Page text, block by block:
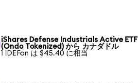
iShares Defense Industrials Active ETF
(Ondo Tokenized) から カナダドル
1 IDEFon は $45.40 に相当